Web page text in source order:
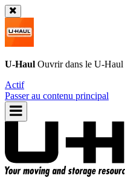
U-Haul Ouvrir dans le U-Haul
Actif
Passer au contenu principal